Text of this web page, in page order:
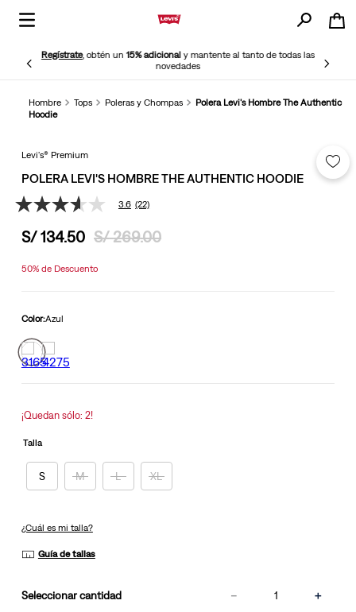
Regístrate, obtén un15% adicionaly mantente al tanto de todas las
novedades
Hombre Tops Poleras y Chompas
Polera Levi's Hombre The Authentic
Hoodie
Levi's® Premium
POLERA LEVI'S HOMBRE THE AUTHENTIC HOODIE
3.6
5
medio
Read
22
Reviews.
Enlace
en
3.6 (22)
S/ 134.50 S/ 269.00
50%de Descuento
Color:Azul
¡Quedan sólo: 2!
Talla
S M L XL
¿Cuál es mi talla?
Guía de tallas
cantidad ＋
－